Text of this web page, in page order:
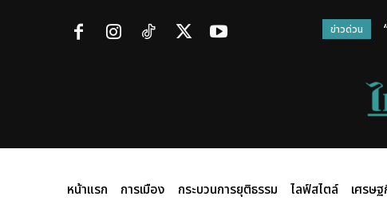
ข่าวด่วน
หน้าแรก การเมือง กระบวนการยุติธรรม ไลฟ์สไตล์ เศรษ